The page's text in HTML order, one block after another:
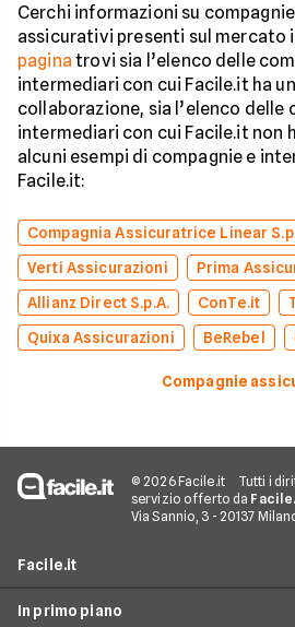
Cerchi informazioni su
assicurativi presenti sul mercato
pagina trovi sia l’elenco delle
intermediari con cui Facile.it ha
collaborazione, sia l’elenco delle
intermediari con cui Facile.it non
alcuni esempi di compagnie e
Facile.it:
Compagnia Assicuratrice Linear
Verti Assicurazioni
Prima
Allianz Direct S.p.A.
ConTe.it
Quixa Assicurazioni
BeRebel
Compagnie
© 2026 Facile.it Tutti i
servizio offerto da
Via Sannio, 3 - 20137
Facile.it
Assicurazioni
In primo piano